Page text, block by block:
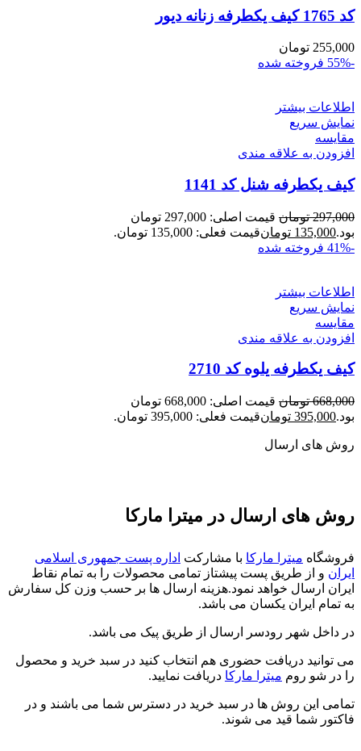
کد 1765 کیف یکطرفه زنانه دیور
255,000 تومان
-55%
فروخته شده
اطلاعات بیشتر
نمایش سریع
مقايسه
افزودن به علاقه مندی
کیف یکطرفه شنل کد 1141
297,000 تومان
قیمت اصلی: 297,000 تومان
بود.135,000 تومانقیمت فعلی: 135,000 تومان.
-41%
فروخته شده
اطلاعات بیشتر
نمایش سریع
مقايسه
افزودن به علاقه مندی
کیف یکطرفه یلوه کد 2710
668,000 تومان
قیمت اصلی: 668,000 تومان
بود.395,000 تومانقیمت فعلی: 395,000 تومان.
روش های ارسال
روش های ارسال در میترا مارکا
فروشگاه میترا مارکا با مشارکت اداره پست جمهوری اسلامی
ایران و از طریق پست پیشتاز تمامی محصولات را به تمام نقاط
ایران ارسال خواهد نمود.هزینه ارسال ها بر حسب وزن کل سفارش
به تمام ایران یکسان می باشد.
در داخل شهر رودسر ارسال از طریق پیک می باشد.
می توانید دریافت حضوری هم انتخاب کنید در سبد خرید و محصول
را در شو روم میترا مارکا دریافت نمایید.
تمامی این روش ها در سبد خرید در دسترس شما می باشند و در
فاکتور شما قید می شوند.